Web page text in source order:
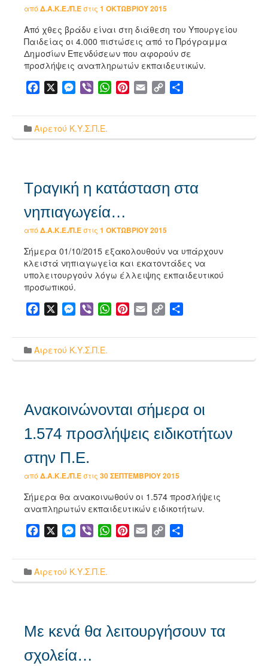
από Δ.Α.Κ.Ε./Π.Εστις 1 ΟΚΤΩΒΡΊΟΥ 2015
Από χθες βράδυ είναι στη διάθεση του Υπουργείου
Παιδείας οι 4.000 πιστώσεις από το Πρόγραμμα
Δημοσίων Επενδύσεων που αφορούν σε
προσλήψεις αναπληρωτών εκπαιδευτικών.
Facebook Messenger
Viber WhatsApp
Pinterest
Email Copy
Αιρετού Κ.Υ.Σ.Π.Ε.
Τραγική η κατάσταση στα
νηπιαγωγεία…
από Δ.Α.Κ.Ε./Π.Εστις 1 ΟΚΤΩΒΡΊΟΥ 2015
Σήμερα 01/10/2015 εξακολουθούν να υπάρχουν
κλειστά νηπιαγωγεία και εκατοντάδες να
υπολειτουργούν λόγω έλλειψης εκπαιδευτικού
προσωπικού.
Facebook Messenger
Viber WhatsApp
Pinterest
Email Copy
Αιρετού Κ.Υ.Σ.Π.Ε.
Ανακοινώνονται σήμερα οι
1.574 προσλήψεις ειδικοτήτων
στην Π.Ε.
από Δ.Α.Κ.Ε./Π.Εστις 30 ΣΕΠΤΕΜΒΡΊΟΥ 2015
Σήμερα θα ανακοινωθούν οι 1.574 προσλήψεις
αναπληρωτών εκπαιδευτικών ειδικοτήτων.
Facebook Messenger
Viber WhatsApp
Pinterest
Email Copy
Αιρετού Κ.Υ.Σ.Π.Ε.
Με κενά θα λειτουργήσουν τα
σχολεία…